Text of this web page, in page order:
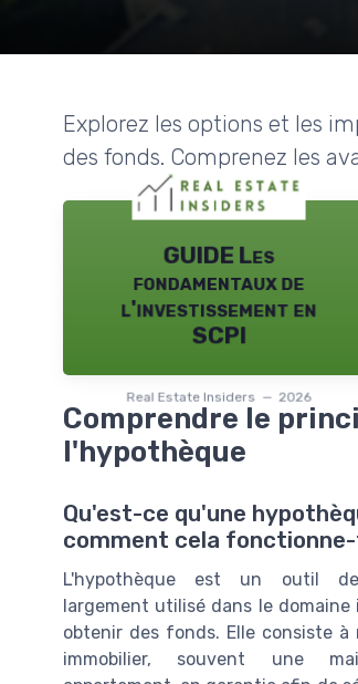
Explorez les options et les
des fonds. Comprenez les
GUIDE Les
fondamentaux de
l'investissement en
SCPI
Real Estate Insiders — 2026
Comprendre le
l'hypothèque
Qu'est-ce qu'une
comment cela
L'hypothèque est un outil de
largement utilisé dans le domaine
obtenir des fonds. Elle consiste
immobilier, souvent une